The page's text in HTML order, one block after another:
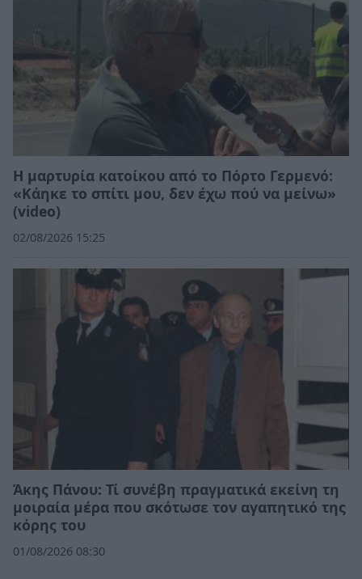
Η μαρτυρία κατοίκου από το Πόρτο Γερμενό:
«Κάηκε το σπίτι μου, δεν έχω πού να μείνω»
(video)
02/08/2026 15:25
Άκης Πάνου: Τί συνέβη πραγματικά εκείνη τη
μοιραία μέρα που σκότωσε τον αγαπητικό της
κόρης του
01/08/2026 08:30